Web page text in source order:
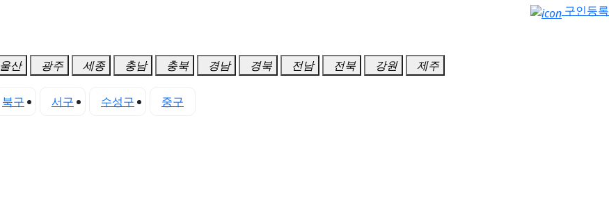
구인등록
울산 광주 세종 충남 충북 경남 경북 전남 전북 강원 제주
북구 서구 수성구
중구